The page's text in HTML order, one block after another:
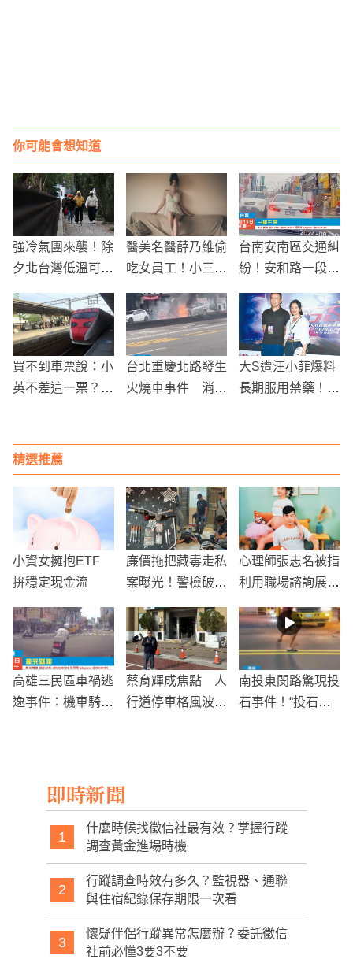
你可能會想知道
強冷氣團來襲！除
夕北台灣低溫可降
與道路濕滑
醫美名醫薛乃維偷
吃女員工！小三懷
正宮怒告求償300
萬判賠百萬
台南安南區交通糾
紛！安和路一段車
注
買不到車票說：小
英不差這一票？
台北重慶北路發生
火燒車事件 消防
大S遭汪小菲爆料
長期服用禁藥！大
精選推薦
小資女擁抱ETF
拚穩定現金流
廉價拖把藏毒走私
案曝光！警檢破門
0萬毒品流入管道
心理師張志名被指
利用職場諮詢展感
認帳惹爭議
高雄三民區車禍逃
逸事件：機車騎士
蔡育輝成焦點 人
行道停車格風波未
南投東閔路驚現投
石事件！“投石隊”
即時新聞
1
什麼時候找徵信社最有效？掌握行蹤
調查黃金進場時機
2
行蹤調查時效有多久？監視器、通聯
與住宿紀錄保存期限一次看
3
懷疑伴侶行蹤異常怎麼辦？委託徵信
社前必懂3要3不要